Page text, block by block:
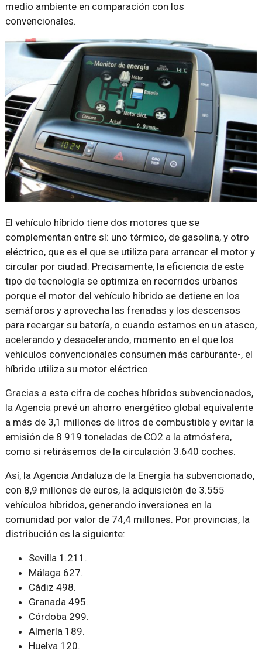
medio ambiente en comparación con los
convencionales.
El vehículo híbrido tiene dos motores que se
complementan entre sí: uno térmico, de gasolina, y otro
eléctrico, que es el que se utiliza para arrancar el motor y
circular por ciudad. Precisamente, la eficiencia de este
tipo de tecnología se optimiza en recorridos urbanos
porque el motor del vehículo híbrido se detiene en los
semáforos y aprovecha las frenadas y los descensos
para recargar su batería, o cuando estamos en un atasco,
acelerando y desacelerando, momento en el que los
vehículos convencionales consumen más carburante-, el
híbrido utiliza su motor eléctrico.
Gracias a esta cifra de coches híbridos subvencionados,
la Agencia prevé un ahorro energético global equivalente
a más de 3,1 millones de litros de combustible y evitar la
emisión de 8.919 toneladas de CO2 a la atmósfera,
como si retirásemos de la circulación 3.640 coches.
Así, la Agencia Andaluza de la Energía ha subvencionado,
con 8,9 millones de euros, la adquisición de 3.555
vehículos híbridos, generando inversiones en la
comunidad por valor de 74,4 millones. Por provincias, la
distribución es la siguiente:
Sevilla 1.211.
Málaga 627.
Cádiz 498.
Granada 495.
Córdoba 299.
Almería 189.
Huelva 120.